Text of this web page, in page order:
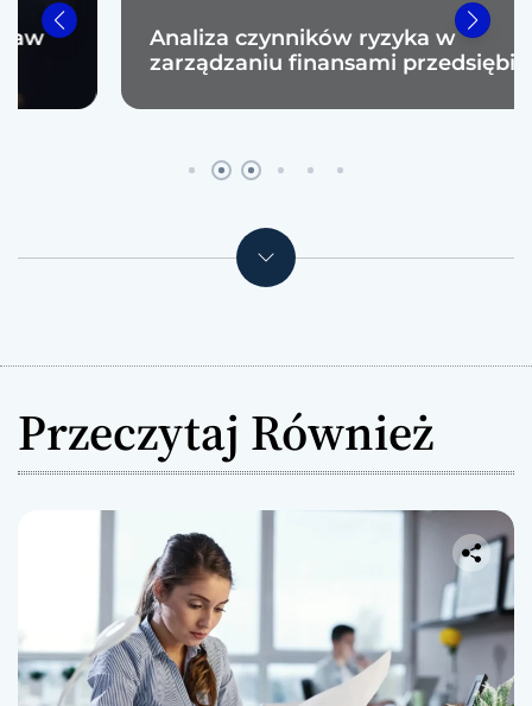
Analiza czynników ryzyka w
zarządzaniu finansami przedsiębiorstw
Przeczytaj Również